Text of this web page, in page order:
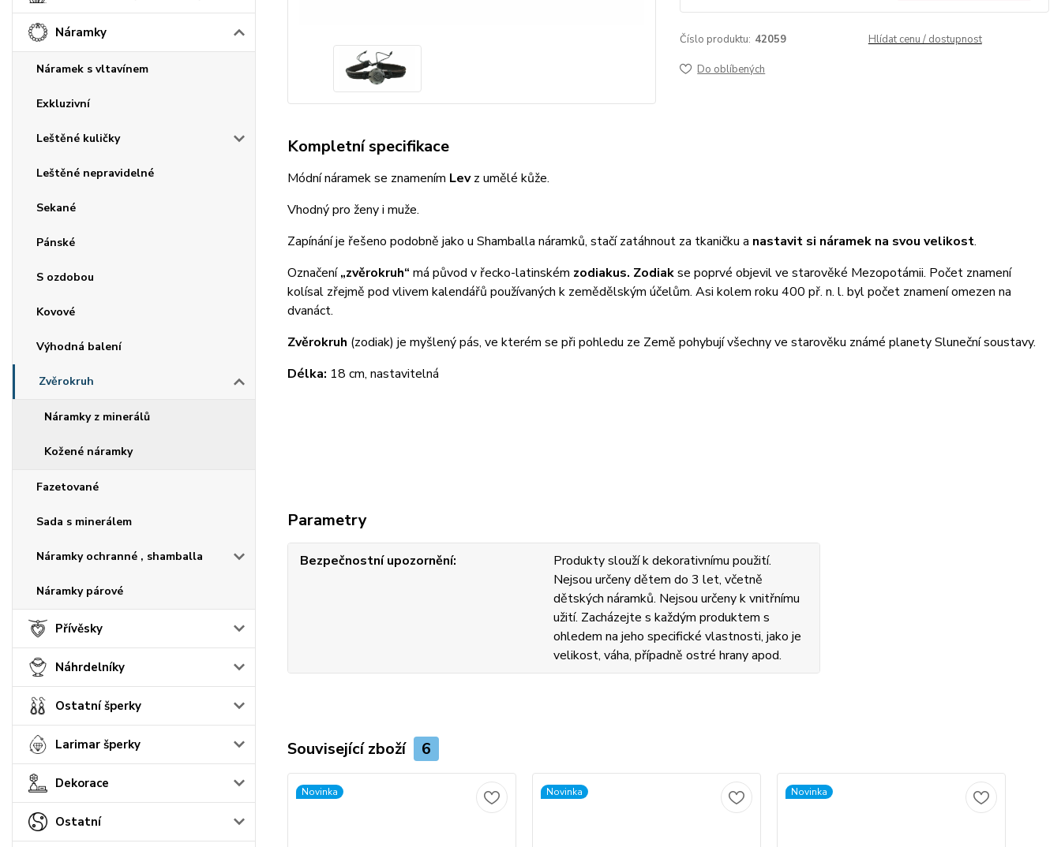
Náramky
Náramek s vltavínem
Exkluzivní
Leštěné kuličky
Leštěné nepravidelné
Sekané
Pánské
S ozdobou
Kovové
Výhodná balení
Zvěrokruh
Náramky z minerálů
Kožené náramky
Fazetované
Sada s minerálem
Náramky ochranné , shamballa
Náramky párové
Přívěsky
Náhrdelníky
Ostatní šperky
Larimar šperky
Dekorace
Ostatní
Číslo produktu: 42059 Hlídat cenu / dostupnost
Do oblíbených
Kompletní specifikace
Módní náramek se znamením Levz umělé kůže.
Vhodný pro ženy i muže.
Zapínání je řešeno podobně jako u Shamballa náramků, stačí zatáhnout za tkaničku a nastavit si náramek na svou velikost.
Označení„zvěrokruh“ má původ v řecko-latinském zodiakus. Zodiakse poprvé objevil ve starověké Mezopotámii. Počet znamení
kolísal zřejmě pod vlivem kalendářů používaných k zemědělským účelům. Asi kolem roku 400 př. n. l. byl počet znamení omezen na
dvanáct.
Zvěrokruh (zodiak) je myšlený pás, ve kterém se při pohledu ze Země pohybují všechny ve starověku známé planety Sluneční soustavy.
Délka: 18 cm, nastavitelná
Parametry
Bezpečnostní upozornění
Produkty slouží k dekorativnímu použití.
Nejsou určeny dětem do 3 let, včetně
dětských náramků. Nejsou určeny k vnitřnímu
užití. Zacházejte s každým produktem s
ohledem na jeho specifické vlastnosti, jako je
velikost, váha, případně ostré hrany apod.
Související zboží 6
Novinka Novinka Novinka